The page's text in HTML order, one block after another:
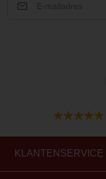
KLANTENSERVICE